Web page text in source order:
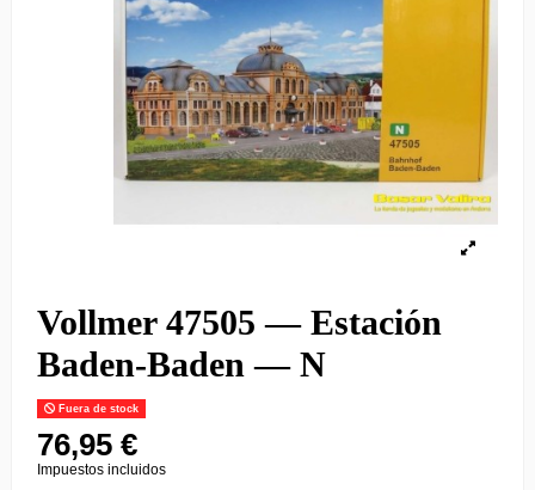
Vollmer 47505 — Estación
Baden-Baden — N
Fuera de stock
76,95 €
Impuestos incluidos